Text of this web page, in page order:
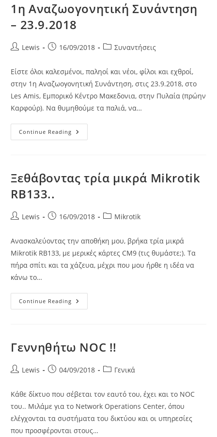
1η Αναζωογονητική Συνάντηση
– 23.9.2018
PostLewis
Post16/09/2018
PostΣυναντήσεις
Είστε όλοι καλεσμένοι, παληοί και νέοι, φίλοι και εχθροί,
στην 1η Αναζωογονητική Συνάντηση, στις 23.9.2018, στο
Les Amis, Εμπορικό Κέντρο Μακεδονια, στην Πυλαία (πρώην
Καρφούρ). Να θυμηθούμε τα παλιά, να…
Continue Reading 1η
Αναζωογονητική
Ξεθάβοντας τρία μικρά Mikrotik
RB133..
PostLewis
Post16/09/2018
PostMikrotik
Ανασκαλεύοντας την αποθήκη μου, βρήκα τρία μικρά
Mikrotik RB133, με μερικές κάρτες CM9 (τις θυμάστε;). Τα
πήρα σπίτι και τα χάζευα, μέχρι που μου ήρθε η ιδέα να
κάνω το…
Continue Reading Ξεθάβοντας
Τρία
Γεννηθήτω NOC !!
PostLewis
Post04/09/2018
PostΓενικά
Κάθε δίκτυο που σέβεται τον εαυτό του, έχει και το NOC
του.. Μιλάμε για το Network Operations Center, όπου
ελέγχονται τα συστήματα του δικτύου και οι υπηρεσίες
που προσφέρονται στους…